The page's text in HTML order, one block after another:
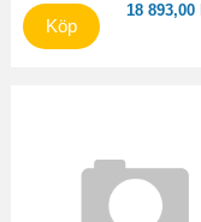
18 893,00
Köp